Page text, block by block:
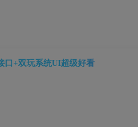
口+双玩系统UI超级好看